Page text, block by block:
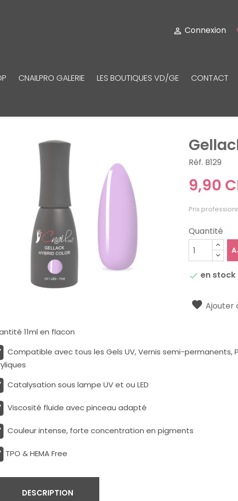
 Connexion
CNAILPRO GALERIE LES BOUTIQUES VD/GE CONTACT
Réf. B129
9,90
Prix
Quantité
 en stock
Ajouter
11ml en flacon
Compatible avec tous les Gels UV, Vernis semi-permanents,
Catalysation sous lampe UV et ou LED
Viscosité fluide avec pinceau adapté
Couleur intense, forte concentration en pigments
TPO & HEMA Free
DESCRIPTION